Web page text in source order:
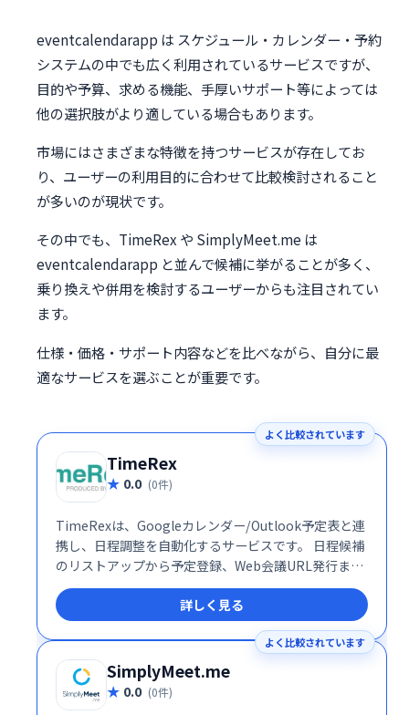
eventcalendarapp は スケジュール・カレンダー・予約
システムの中でも広く利用されているサービスですが、
目的や予算、求める機能、手厚いサポート等によっては
他の選択肢がより適している場合もあります。
市場にはさまざまな特徴を持つサービスが存在してお
り、ユーザーの利用目的に合わせて比較検討されること
が多いのが現状です。
その中でも、TimeRex や SimplyMeet.me は
eventcalendarapp と並んで候補に挙がることが多く、
乗り換えや併用を検討するユーザーからも注目されてい
ます。
仕様・価格・サポート内容などを比べながら、自分に最
適なサービスを選ぶことが重要です。
よく比較されています
TimeRex
0.0 (0件)
TimeRexは、Googleカレンダー/Outlook予定表と連
携し、日程調整を自動化するサービスです。 日程候補
のリストアップから予定登録、Web会議URL発行まで
を自動化。ページを作成しURLを共有するだけで、簡
単に日程調整できます。ビジネスシーンにおける面倒
な日程調整業務を効率化し、時間と労力を節約しま
す。
詳しく見る
よく比較されています
SimplyMeet.me
0.0 (0件)